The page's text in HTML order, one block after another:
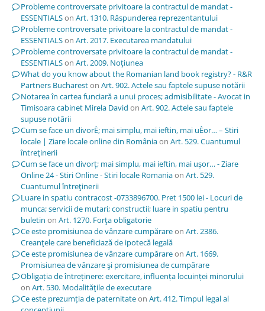
Probleme controversate privitoare la contractul de mandat -
ESSENTIALSon Art. 1310. Răspunderea reprezentantului
Probleme controversate privitoare la contractul de mandat -
ESSENTIALSon Art. 2017. Executarea mandatului
Probleme controversate privitoare la contractul de mandat -
ESSENTIALSon Art. 2009. Noţiunea
What do you know about the Romanian land book registry? - R&R
Partners Buchareston Art. 902. Actele sau faptele supuse notării
Notarea în cartea funciară a unui proces; admisibilitate - Avocat in
Timisoara cabinet Mirela David on Art. 902. Actele sau faptele
supuse notării
Cum se face un divorÈ; mai simplu, mai ieftin, mai uÈor… – Stiri
locale | Ziare locale online din Româniaon Art. 529. Cuantumul
întreţinerii
Cum se face un divorț; mai simplu, mai ieftin, mai ușor… - Ziare
Online 24 - Stiri Online - Stiri locale Romaniaon Art. 529.
Cuantumul întreţinerii
Luare in spatiu contracost -0733896700. Pret 1500 lei - Locuri de
munca; servicii de mutari; constructii; luare in spatiu pentru
buletin on Art. 1270. Forţa obligatorie
Ce este promisiunea de vânzare cumpărareon Art. 2386.
Creanţele care beneficiază de ipotecă legală
Ce este promisiunea de vânzare cumpărareon Art. 1669.
Promisiunea de vânzare şi promisiunea de cumpărare
Obligația de întreținere: exercitare, influența locuinței minorului
on Art. 530. Modalităţile de executare
Ce este prezumția de paternitateon Art. 412. Timpul legal al